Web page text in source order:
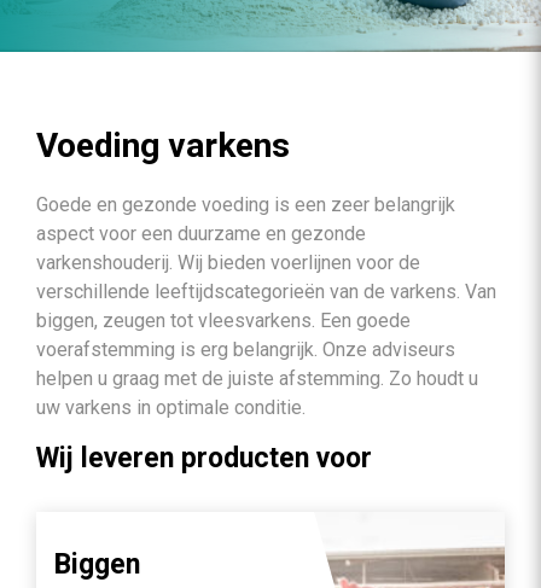
Voeding varkens
Goede en gezonde voeding is een zeer belangrijk
aspect voor een duurzame en gezonde
varkenshouderij. Wij bieden voerlijnen voor de
verschillende leeftijdscategorieën van de varkens. Van
biggen, zeugen tot vleesvarkens. Een goede
voerafstemming is erg belangrijk. Onze adviseurs
helpen u graag met de juiste afstemming. Zo houdt u
uw varkens in optimale conditie.
Wij leveren producten voor
Biggen